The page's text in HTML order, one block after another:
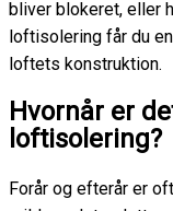
bliver blokeret, eller
loftisolering får du
loftets konstruktion.
Hvornår er
loftisolering?
Forår og efterår er